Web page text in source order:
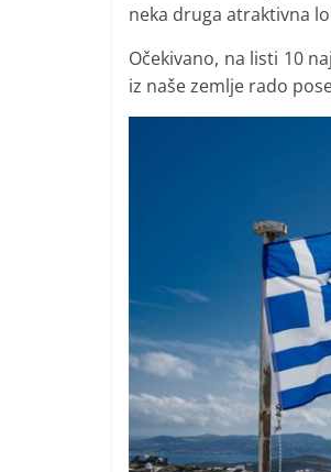
neka druga atraktivna
Očekivano, na listi 10
iz naše zemlje rado